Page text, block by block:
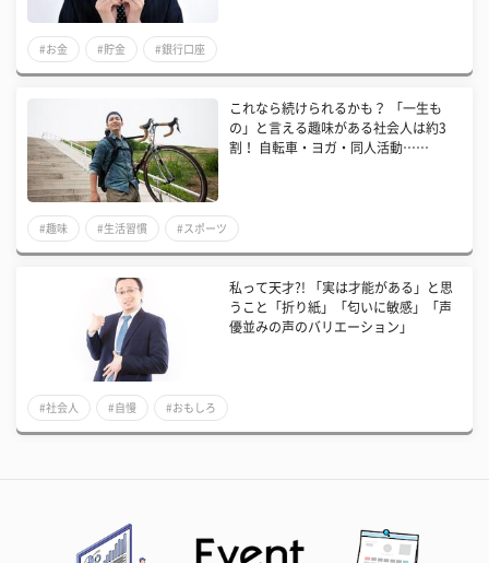
#お金 #貯金 #銀行口座
これなら続けられるかも？ 「一生も
の」と言える趣味がある社会人は約3
割！ 自転車・ヨガ・同人活動……
#趣味 #生活習慣 #スポーツ
私って天才?! 「実は才能がある」と思
うこと「折り紙」「匂いに敏感」「声
優並みの声のバリエーション」
#社会人 #自慢 #おもしろ